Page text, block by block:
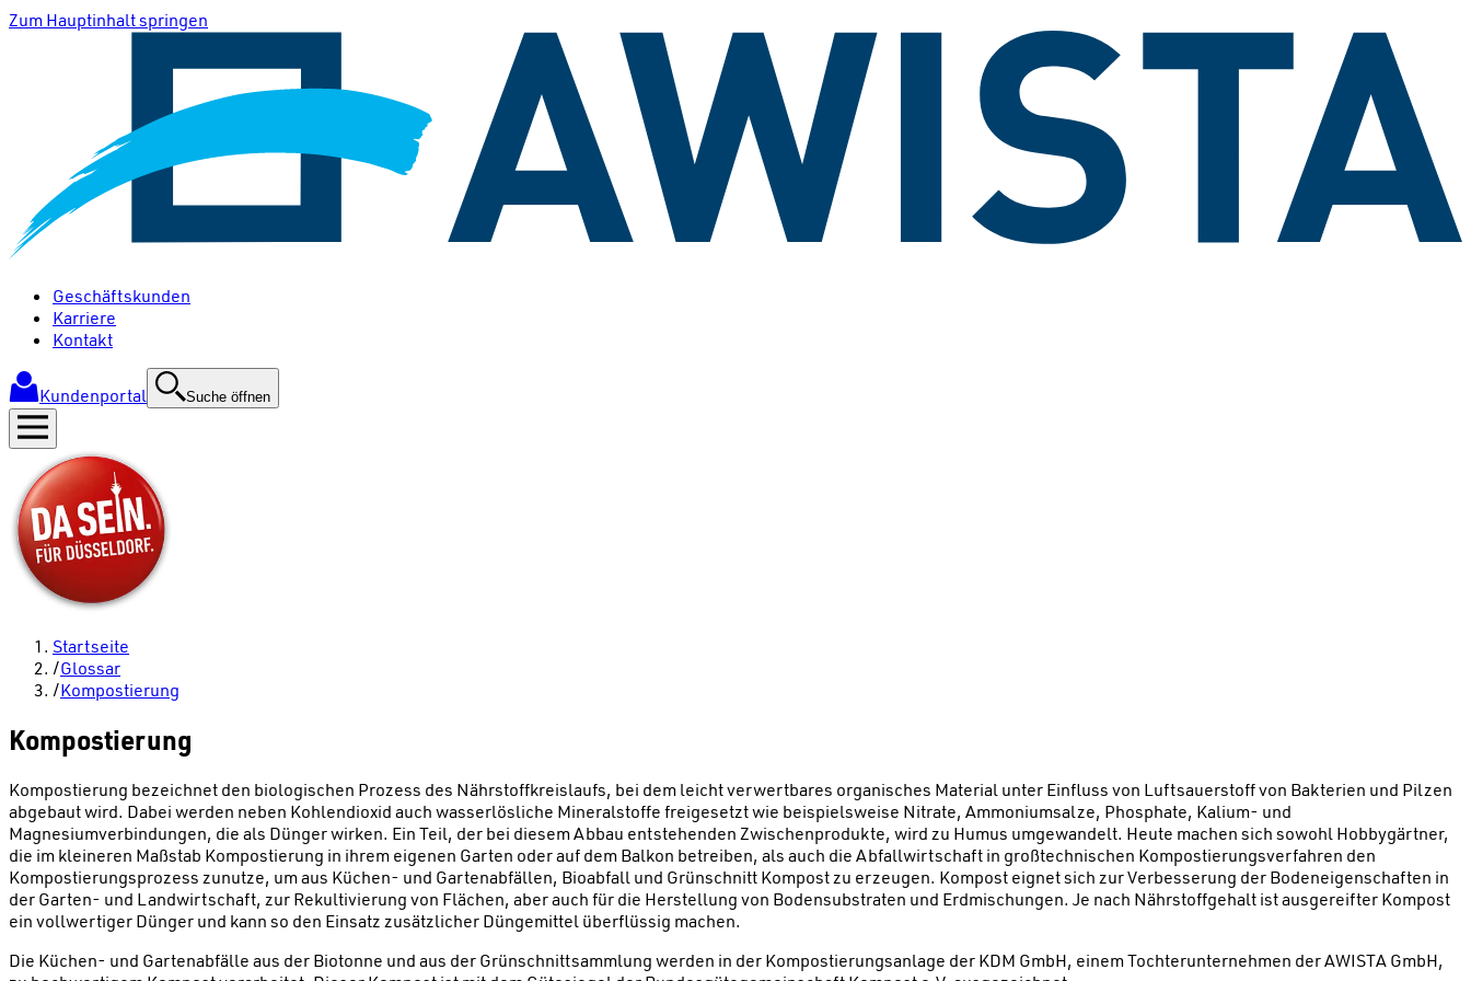
Zum Hauptinhalt springen
Geschäftskunden
Karriere
Kontakt
Kundenportal Suche öffnen
Startseite
/Glossar
/Kompostierung
Kompostierung
Kompostierung bezeichnet den biologischen Prozess des Nährstoffkreislaufs, bei dem leicht verwertbares organisches Material unter Einfluss von Luftsauerstoff von Bakterien und Pilzen
abgebaut wird. Dabei werden neben Kohlendioxid auch wasserlösliche Mineralstoffe freigesetzt wie beispielsweise Nitrate, Ammoniumsalze, Phosphate, Kalium- und
Magnesiumverbindungen, die als Dünger wirken. Ein Teil, der bei diesem Abbau entstehenden Zwischenprodukte, wird zu Humus umgewandelt. Heute machen sich sowohl Hobbygärtner,
die im kleineren Maßstab Kompostierung in ihrem eigenen Garten oder auf dem Balkon betreiben, als auch die Abfallwirtschaft in großtechnischen Kompostierungsverfahren den
Kompostierungsprozess zunutze, um aus Küchen- und Gartenabfällen, Bioabfall und Grünschnitt Kompost zu erzeugen. Kompost eignet sich zur Verbesserung der Bodeneigenschaften in
der Garten- und Landwirtschaft, zur Rekultivierung von Flächen, aber auch für die Herstellung von Bodensubstraten und Erdmischungen. Je nach Nährstoffgehalt ist ausgereifter Kompost
ein vollwertiger Dünger und kann so den Einsatz zusätzlicher Düngemittel überflüssig machen.
Die Küchen- und Gartenabfälle aus der Biotonne und aus der Grünschnittsammlung werden in der Kompostierungsanlage der KDM GmbH, einem Tochterunternehmen der AWISTA GmbH,